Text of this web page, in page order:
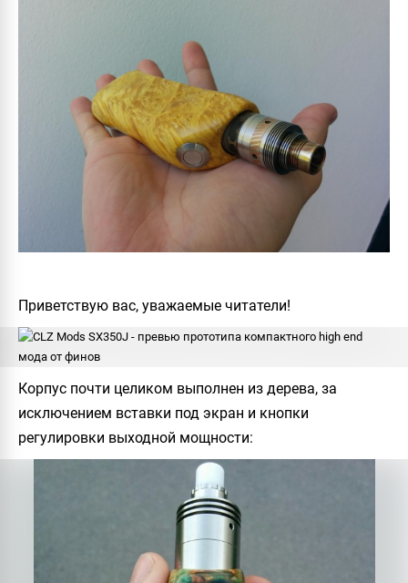
Приветствую вас, уважаемые читатели!
Корпус почти целиком выполнен из дерева, за
исключением вставки под экран и кнопки
регулировки выходной мощности: